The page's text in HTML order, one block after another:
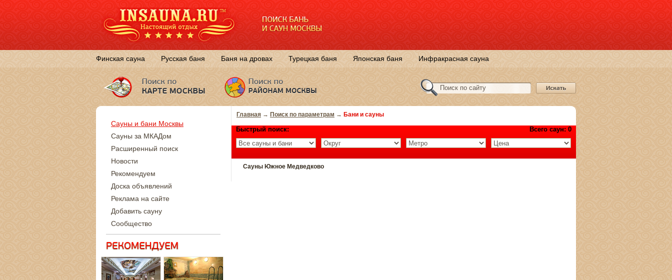
Финская сауна Русская баня Баня на дровах Турецкая баня Японская баня Инфракрасная сауна
Главная → Поиск по параметрам → Бани и сауны
Всего саун: 0
Быстрый поиск:
Сауны Южное Медведково
Сауны и бани Москвы
Сауны за МКАДом
Расширенный поиск
Новости
Рекомендуем
Доска объявлений
Реклама на сайте
Добавить сауну
Сообщество